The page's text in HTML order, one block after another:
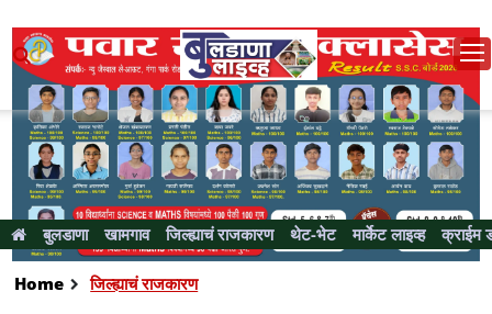
बुलडाणा खामगाव जिल्ह्याचं राजकारण थेट-भेट मार्केट लाइव्ह क्राईम
Home जिल्ह्याचं राजकारण